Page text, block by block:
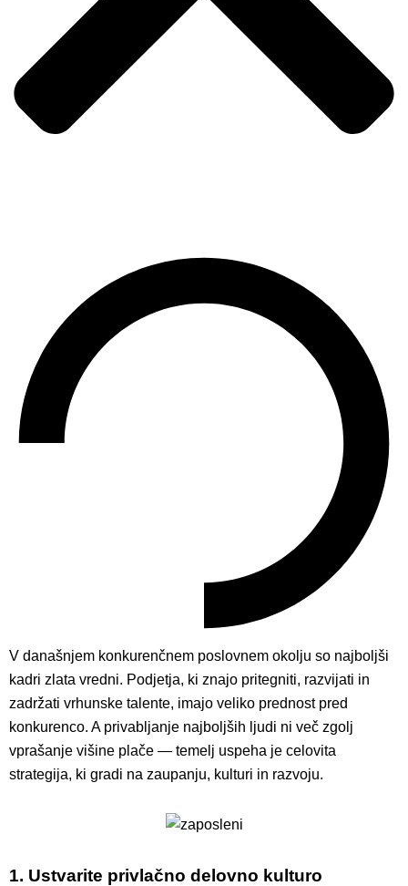
V današnjem konkurenčnem poslovnem okolju so najboljši
kadri zlata vredni. Podjetja, ki znajo pritegniti, razvijati in
zadržati vrhunske talente, imajo veliko prednost pred
konkurenco. A privabljanje najboljših ljudi ni več zgolj
vprašanje višine plače — temelj uspeha je celovita
strategija, ki gradi na zaupanju, kulturi in razvoju.
1. Ustvarite privlačno delovno kulturo